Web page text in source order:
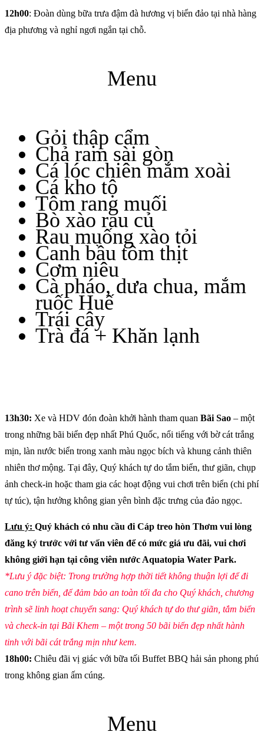
12h00: Đoàn dùng bữa trưa đậm đà hương vị biển đảo tại nhà hàng
địa phương và nghỉ ngơi ngắn tại chỗ.
Menu
Gỏi thập cẩm
Chả ram sài gòn
Cá lóc chiên mắm xoài
Cá kho tộ
Tôm rang muối
Bò xào rau củ
Rau muống xào tỏi
Canh bầu tôm thịt
Cơm niêu
Cà pháo, dưa chua, mắm
ruốc Huế
Trái cây
Trà đá + Khăn lạnh
13h30: Xe và HDV đón đoàn khởi hành tham quan Bãi Sao – một
trong những bãi biển đẹp nhất Phú Quốc, nổi tiếng với bờ cát trắng
mịn, làn nước biển trong xanh màu ngọc bích và khung cảnh thiên
nhiên thơ mộng. Tại đây, Quý khách tự do tắm biển, thư giãn, chụp
ảnh check-in hoặc tham gia các hoạt động vui chơi trên biển (chi phí
tự túc), tận hưởng không gian yên bình đặc trưng của đảo ngọc.
Lưu ý: Quý khách có nhu cầu đi Cáp treo hòn Thơm vui lòng
đăng ký trước với tư vấn viên để có mức giá ưu đãi, vui chơi
không giới hạn tại công viên nước Aquatopia Water Park.
*Lưu ý đặc biệt: Trong trường hợp thời tiết không thuận lợi để đi
cano trên biển, để đảm bảo an toàn tối đa cho Quý khách, chương
trình sẽ linh hoạt chuyển sang: Quý khách tự do thư giãn, tắm biển
và check-in tại Bãi Khem – một trong 50 bãi biển đẹp nhất hành
tinh với bãi cát trắng mịn như kem.
18h00: Chiêu đãi vị giác với bữa tối Buffet BBQ hải sản phong phú
trong không gian ấm cúng.
Menu